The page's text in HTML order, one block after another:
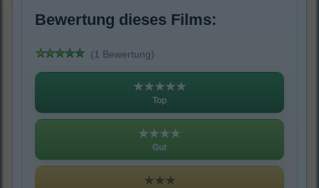
Bewertung dieses Films:
(1 Bewertung)
★★★★★
Top
★★★★
Gut
★★★